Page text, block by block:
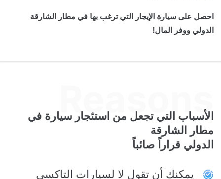
احصل على سيارة الإيجار التي ترغب بها في مطار الشارقة
الدولي ووفر المال!
الأسباب التي تجعل من استئجار سيارة في
مطار الشارقة
الدولي قراراً صائباً
يمكنك أن تقول لا لسيارات التاكسي